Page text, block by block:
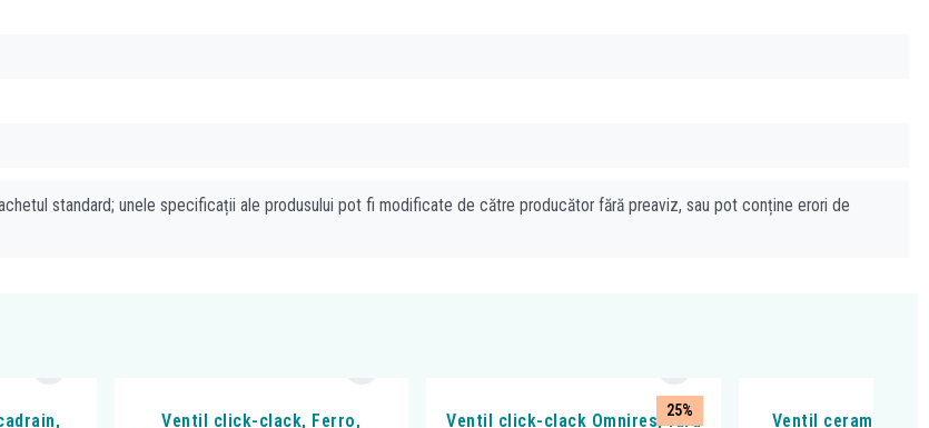
standard; unele specificații ale produsului pot fi modificate de către producător fără preaviz, sau pot conține erori de
Ventil click-clack, Ferro,
25%
Ventil click-clack Omnires, fara
Ventil ceramic fix,